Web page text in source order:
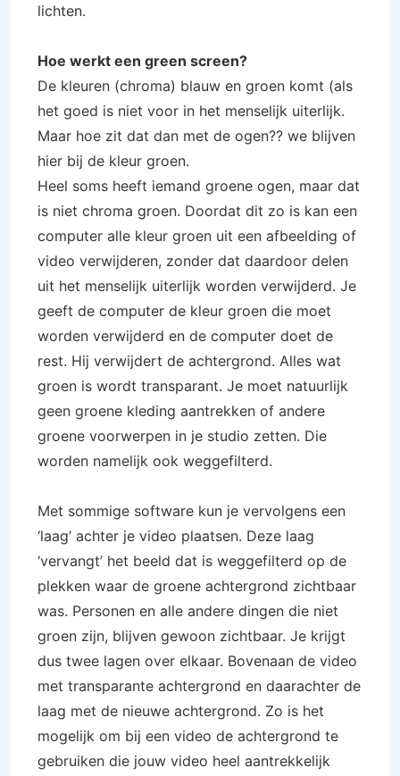
lichten.
Hoe werkt een green screen?
De kleuren (chroma) blauw en groen komt (als
het goed is niet voor in het menselijk uiterlijk.
Maar hoe zit dat dan met de ogen?? we blijven
hier bij de kleur groen.
Heel soms heeft iemand groene ogen, maar dat
is niet chroma groen. Doordat dit zo is kan een
computer alle kleur groen uit een afbeelding of
video verwijderen, zonder dat daardoor delen
uit het menselijk uiterlijk worden verwijderd. Je
geeft de computer de kleur groen die moet
worden verwijderd en de computer doet de
rest. Hij verwijdert de achtergrond. Alles wat
groen is wordt transparant. Je moet natuurlijk
geen groene kleding aantrekken of andere
groene voorwerpen in je studio zetten. Die
worden namelijk ook weggefilterd.
Met sommige software kun je vervolgens een
‘laag’ achter je video plaatsen. Deze laag
‘vervangt’ het beeld dat is weggefilterd op de
plekken waar de groene achtergrond zichtbaar
was. Personen en alle andere dingen die niet
groen zijn, blijven gewoon zichtbaar. Je krijgt
dus twee lagen over elkaar. Bovenaan de video
met transparante achtergrond en daarachter de
laag met de nieuwe achtergrond. Zo is het
mogelijk om bij een video de achtergrond te
gebruiken die jouw video heel aantrekkelijk